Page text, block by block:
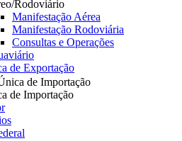
Rodoviário
Manifestação Aérea
Manifestação Rodoviária
Consultas e Operações
de Exportação
de Importação
de Importação